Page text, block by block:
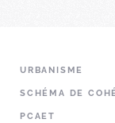
URBANISME
SCHÉMA DE
PCAET